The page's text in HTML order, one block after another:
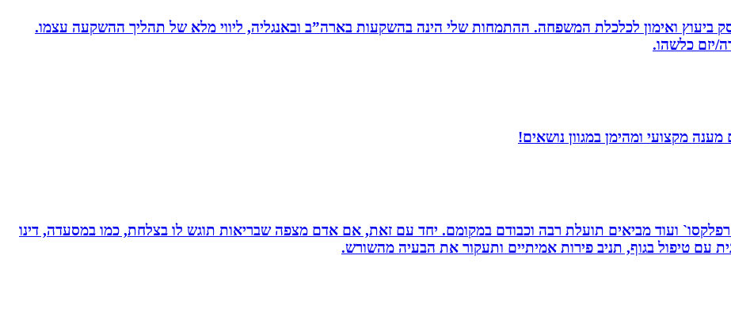
ביעוץ ואימון לכלכלת המשפחה. ההתמחות שלי הינה בהשקעות בארה”ב ובאנגליה, ליווי מלא של תהליך ההשקעה עצמו.
יזם כלשהו.
מקצועי ומהימן במגוון נושאים!
רפלקסו` ועוד מביאים תועלת רבה וכבודם במקומם. יחד עם זאת, אם אדם מצפה שבריאות תוגש לו בצלחת, כמו במסעדה, דינו
עם טיפול בגוף, תניב פירות אמיתיים ותעקור את הבעיה מהשורש.